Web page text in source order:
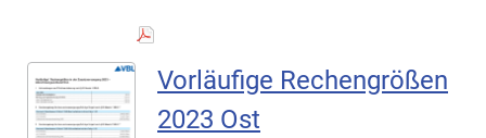
Vorläufige Rechengrößen
2023 Ost